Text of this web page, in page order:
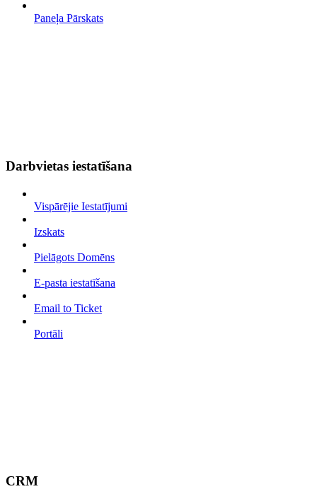
Paneļa Pārskats
Darbvietas iestatīšana
Vispārējie Iestatījumi
Izskats
Pielāgots Domēns
E-pasta iestatīšana
Email to Ticket
Portāli
CRM